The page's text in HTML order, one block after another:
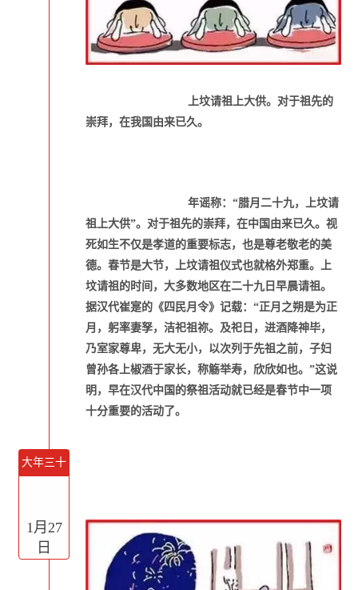
上坟请祖上大供。对于祖先的
崇拜，在我国由来已久。
年谣称：“腊月二十九，上坟请
祖上大供”。对于祖先的崇拜，在中国由来已久。视
死如生不仅是孝道的重要标志，也是尊老敬老的美
德。春节是大节，上坟请祖仪式也就格外郑重。上
坟请祖的时间，大多数地区在二十九日早晨请祖。
据汉代崔寔的《四民月令》记载：“正月之朔是为正
月，躬率妻孥，洁祀祖祢。及祀日，进酒降神毕，
乃室家尊卑，无大无小，以次列于先祖之前，子妇
曾孙各上椒酒于家长，称觞举寿，欣欣如也。”这说
明，早在汉代中国的祭祖活动就已经是春节中一项
十分重要的活动了。
大年三十
1月27
日